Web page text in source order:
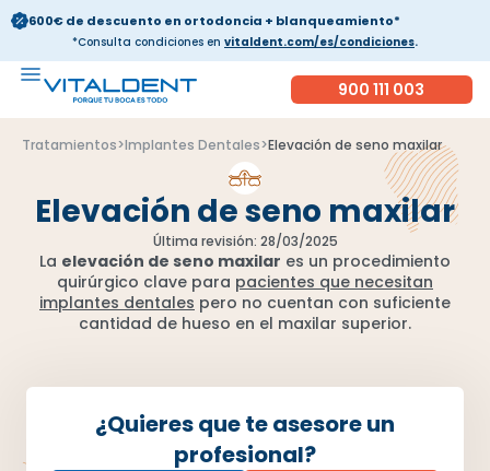
600€ de descuento en ortodoncia + blanqueamiento*
*Consulta condiciones en vitaldent.com/es/condiciones.
900 111 003
Tratamientos>Implantes Dentales>Elevación de seno maxilar
Elevación de seno maxilar
Última revisión: 28/03/2025
La elevación de seno maxilar es un procedimiento
quirúrgico clave para pacientes que necesitan
implantes dentales pero no cuentan con suficiente
cantidad de hueso en el maxilar superior.
¿Quieres que te asesore un
profesional?